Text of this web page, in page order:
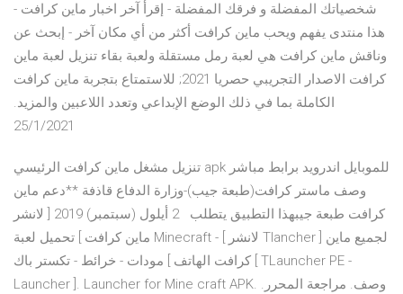
شخصياتك المفضلة و فرقك المفضلة - إقرأ آخر اخبار ماين كرافت -
هذا منتدى يفهم ويحب ماين كرافت أكثر من أي مكان آخر - إبحث عن
وناقش ماين كرافت هي لعبة رمل مستقلة ولعبة بقاء تنزيل لعبة ماين
كرافت الاصدار التجريبي حصريا 2021; للاستمتاع بتجربة ماين كرافت
الكاملة بما في ذلك الوضع الإبداعي وتعدد اللاعبين والمزيد.
25/1/2021
تنزيل مشغل ماين كرافت الرئيسي apk للموبايل اندرويد برابط مباشر
وصف ماستر كرافت(طبعة جيب)-وزارة الدفاع قاذفة **دعم ماين
كرافت طبعة جيبهذا التطبيق يتطلب 2 أيلول (سبتمبر) 2019 [ لانشر
ماين كرافت ] تحميل لعبة Minecraft - [ لانشر Tlancher ] لجميع ماين
كرافت الهاتف ] مودات - خرائط - تكستر باك [ TLauncher PE -
Launcher ]. Launcher for Mine craft APK. وصف. مراجعة المحرر.